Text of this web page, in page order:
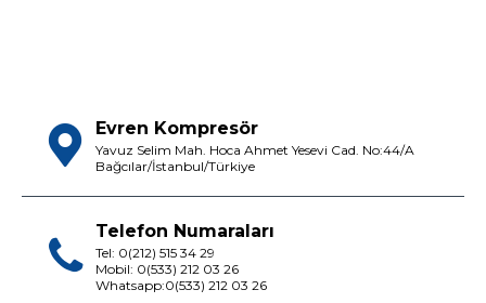
Evren Kompresör
Yavuz Selim Mah. Hoca Ahmet Yesevi Cad. No:44/A
Bağcılar/İstanbul/Türkiye
Telefon Numaraları
Tel: 0(212) 515 34 29
Mobil: 0(533) 212 03 26
Whatsapp:0(533) 212 03 26